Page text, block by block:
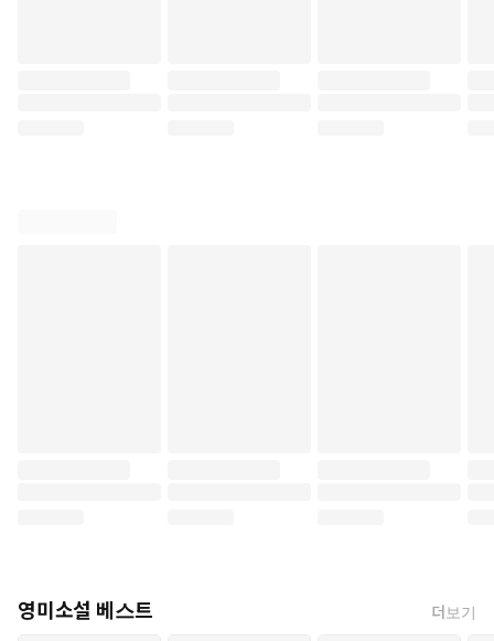
영미소설 베스트 더보기